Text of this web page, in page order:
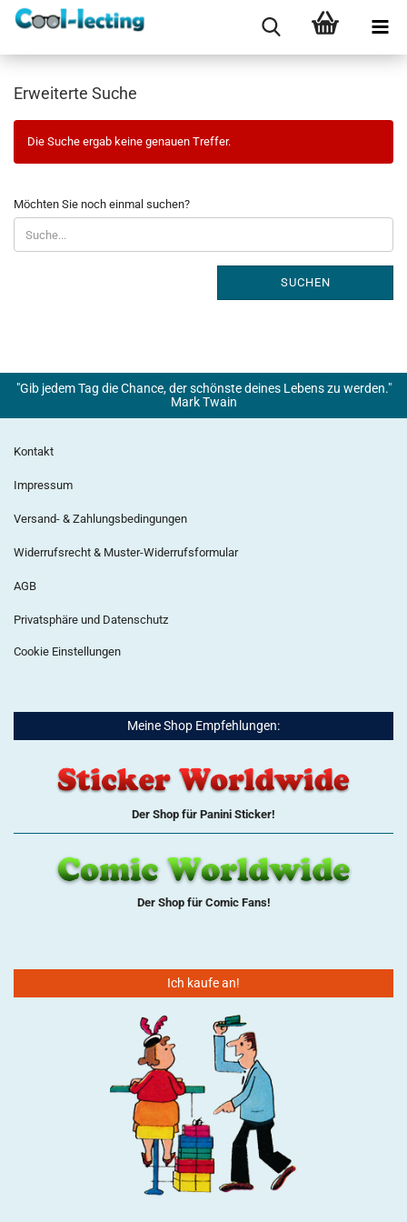
Erweiterte Suche
Die Suche ergab keine genauen Treffer.
MÖCHTEN
SIE
NOCH
EINMAL
Möchten Sie noch einmal suchen?
SUCHEN
"Gib jedem Tag die Chance, der schönste deines Lebens zu werden."
Mark Twain
Kontakt
Impressum
Versand- & Zahlungsbedingungen
Widerrufsrecht & Muster-Widerrufsformular
AGB
Privatsphäre und Datenschutz
Cookie Einstellungen
Meine Shop Empfehlungen:
Der Shop für Panini Sticker!
Der Shop für Comic Fans!
Ich kaufe an!